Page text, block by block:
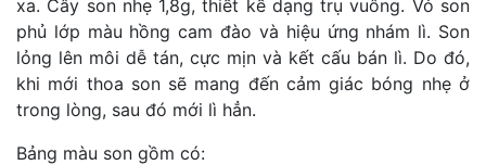
xa. Cây son nhẹ 1,8g, thiết kế dạng trụ vuông. Vỏ son
phủ lớp màu hồng cam đào và hiệu ứng nhám lì. Son
lỏng lên môi dễ tán, cực mịn và kết cấu bán lì. Do đó,
khi mới thoa son sẽ mang đến cảm giác bóng nhẹ ở
trong lòng, sau đó mới lì hẳn.
Bảng màu son gồm có: